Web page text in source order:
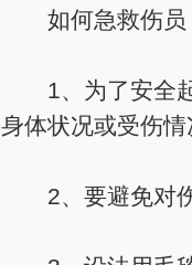
如何急救伤员
1、为了安全起
身体状况或受伤
2、要避免对伤